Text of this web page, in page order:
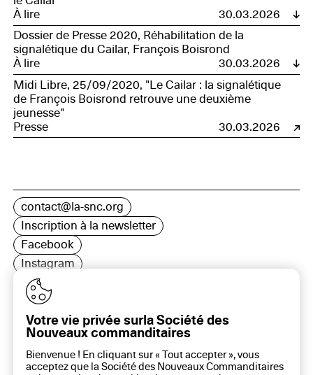
À lire
30.03.2026
Dossier de Presse 2020, Réhabilitation de la
signalétique du Cailar, François Boisrond
À lire
30.03.2026
Midi Libre, 25/09/2020, "Le Cailar : la signalétique
de François Boisrond retrouve une deuxième
jeunesse"
Presse
30.03.2026
contact@la-snc.org
Inscription à la newsletter
Facebook
Instagram
LinkedIn
16 rue Rambuteau, 75003 Paris
Plan du site
Votre vie privée surla Société des
Nouveaux commanditaires
Bienvenue ! En cliquant sur « Tout accepter », vous
acceptez que la Société des Nouveaux Commanditaires